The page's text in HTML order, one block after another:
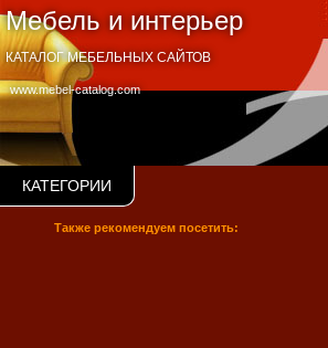
Мебель и интерьер
www.mebel-catalog.com
КАТАЛОГ МЕБЕЛЬНЫХ САЙТОВ
КАТЕГОРИИ
Также рекомендуем посетить: